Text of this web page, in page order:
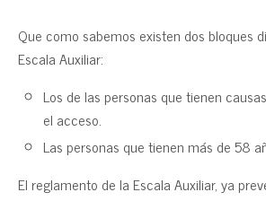
Que como sabemos existen dos bloques
Escala Auxiliar:
Los de las personas que tienen
el acceso.
Las personas que tienen más de 58
El reglamento de la Escala Auxiliar, ya